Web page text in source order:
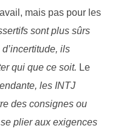
mais pas pour les
sont plus sûrs
ils
qui que ce soit. Le
les INTJ
des consignes ou
plier aux exigences